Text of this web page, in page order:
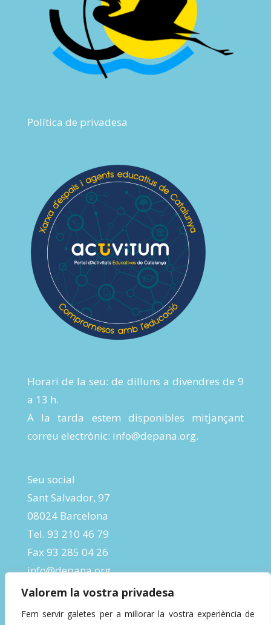
Valorem la vostra privadesa
Fem servir galetes per a millorar la vostra experiència de
Política de privadesa
Horari de la seu: de dilluns a divendres de 9
a 13 h.
A la tarda estem disponibles mitjançant
correu electrònic: info@depana.org.
Seu social
Sant Salvador, 97
08024 Barcelona
Tel. 93 210 46 79
Fax 93 285 04 26
info@depana.org